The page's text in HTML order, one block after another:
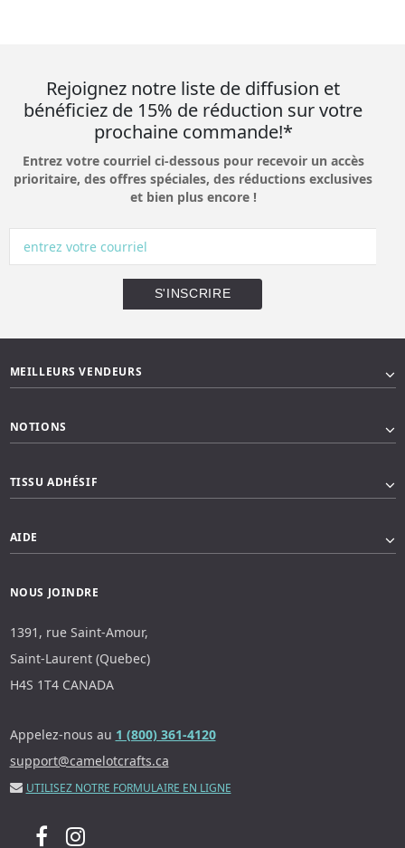
Rejoignez notre liste de diffusion et
bénéficiez de 15% de réduction sur votre
prochaine commande!*
Entrez votre courriel ci-dessous pour recevoir un accès
prioritaire, des offres spéciales, des réductions exclusives
et bien plus encore !
MEILLEURS VENDEURS
NOTIONS
TISSU ADHÉSIF
AIDE
NOUS JOINDRE
1391, rue Saint-Amour,
Saint-Laurent (Quebec)
H4S 1T4 CANADA
Appelez-nous au 1 (800) 361-4120
support@camelotcrafts.ca
UTILISEZ NOTRE FORMULAIRE EN LIGNE